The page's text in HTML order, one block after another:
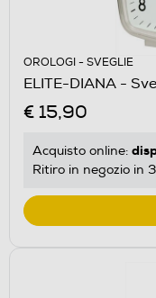
OROLOGI - SVEGLIE
ELITE-DIANA -
€ 15,90
Acquisto online:
Ritiro in negozio in